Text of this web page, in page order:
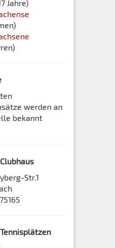
Jahre)
werden an
bekannt
Str.1